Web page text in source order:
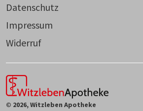
Datenschutz
Impressum
Widerruf
© 2026, Witzleben Apotheke